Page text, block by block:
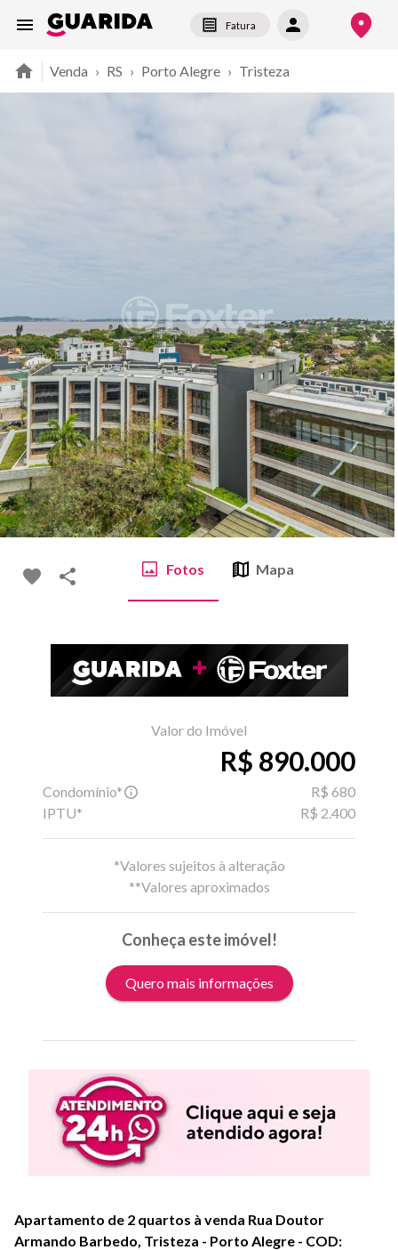
Fatura
Venda › RS › Porto Alegre › Tristeza
Fotos Mapa
Valor do Imóvel
R$ 890.000
Condomínio*
R$ 680
IPTU*
R$ 2.400
*Valores sujeitos à alteração
**Valores aproximados
Conheça este imóvel!
Quero mais informações
Apartamento de 2 quartos à venda Rua Doutor
Armando Barbedo, Tristeza - Porto Alegre - COD: